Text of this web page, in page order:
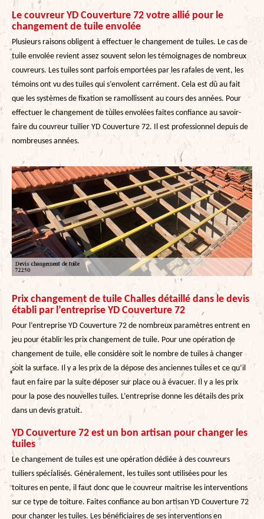
Le couvreur YD Couverture 72 votre allié pour le
changement de tuile envolée
Plusieurs raisons obligent à effectuer le changement de tuiles. Le cas de
tuile envolée revient assez souvent selon les témoignages de nombreux
couvreurs. Les tuiles sont parfois emportées par les rafales de vent, les
témoins ont vu des tuiles qui s’envolent carrément. Cela est dû au fait
que les systèmes de fixation se ramollissent au cours des années. Pour
effectuer le changement de tuiles envolées faites confiance au savoir-
faire du couvreur tuilier YD Couverture 72. Il est professionnel depuis de
nombreuses années.
Prix changement de tuile Challes détaillé dans le devis
établi par l’entreprise YD Couverture 72
Pour l’entreprise YD Couverture 72 de nombreux paramètres entrent en
jeu pour établir les prix changement de tuile. Pour une opération de
changement de tuile, elle considère soit le nombre de tuiles à changer
soit la surface. Il y a les prix de la dépose des anciennes tuiles et ce qu’il
faut en faire par la suite déposer sur place ou à évacuer. Il y a les prix
pour la pose des nouvelles tuiles. L’entreprise donne les détails des prix
dans un devis gratuit.
YD Couverture 72 est un bon artisan pour changer les
tuiles
Le changement de tuiles est une opération dédiée à des couvreurs
tuiliers spécialisés. Généralement, les tuiles sont utilisées pour les
toitures en pente, il faut donc que le couvreur maitrise les interventions
sur ce type de toiture. Faites confiance au bon artisan YD Couverture 72
pour changer les tuiles. Les bénéficiaires de ses interventions en